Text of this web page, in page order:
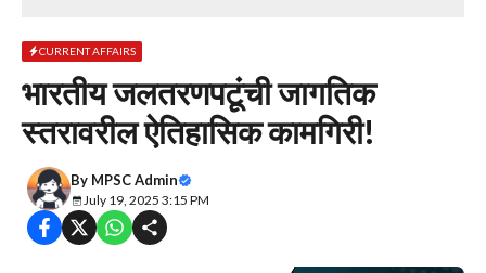
CURRENT AFFAIRS
भारतीय जलतरणपटूंची जागतिक
स्तरावरील ऐतिहासिक कामगिरी!
By MPSC Admin
July 19, 2025 3:15 PM